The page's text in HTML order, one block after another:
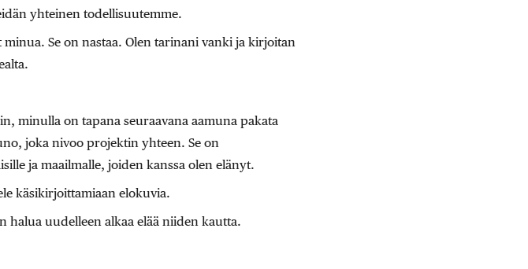
yhteinen todellisuutemme.
Se on nastaa. Olen tarinani vanki ja kirjoitan
minulla on tapana seuraavana aamuna pakata
joka nivoo projektin yhteen. Se on
ja maailmalle, joiden kanssa olen elänyt.
käsikirjoittamiaan elokuvia.
halua uudelleen alkaa elää niiden kautta.